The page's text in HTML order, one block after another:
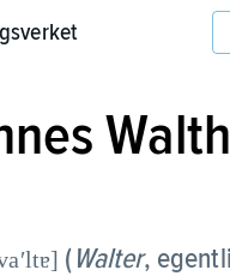
(Walter,